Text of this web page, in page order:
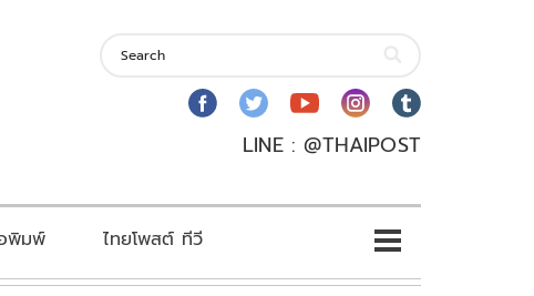
LINE : @THAIPOST
พิมพ์ ไทยโพสต์ ทีวี